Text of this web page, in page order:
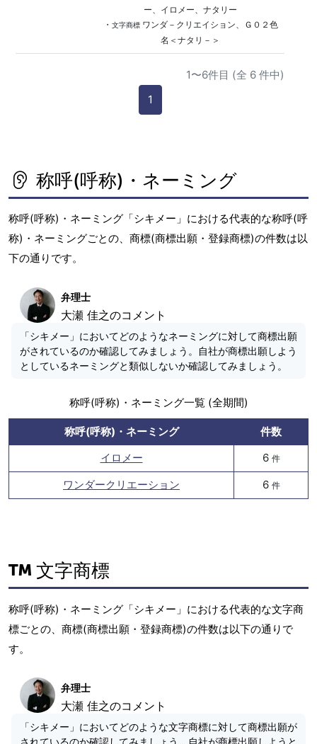
ー、イロメー、ナタリー
・ 文字商標ワンダ－クリエイション、Ｇ０２色
名＜ナタリ－＞
1〜6件目 (全 6 件中)
1
称呼(呼称)・ネーミング
称呼(呼称)・ネーミング「シキメー」における代表的な称呼(呼
称)・ネーミングごとの、商標(商標出願・登録商標)の件数は以
下の通りです。
弁理士
大瀬 佳之のコメント
「シキメー」においてどのようなネーミングに対して商標出願
がされているのか確認してみましょう。自社が商標出願しよう
としているネーミングと類似しないか確認してみましょう。
称呼(呼称)・ネーミング一覧 (全期間)
称呼(呼称)・ネーミング
件数
イロメー
6 件
ワンダークリエーション 6 件
文字商標
称呼(呼称)・ネーミング「シキメー」における代表的な文字商
標ごとの、商標(商標出願・登録商標)の件数は以下の通りで
す。
弁理士
大瀬 佳之のコメント
「シキメー」においてどのような文字商標に対して商標出願が
されているのか確認してみましょう。自社が商標出願しようと